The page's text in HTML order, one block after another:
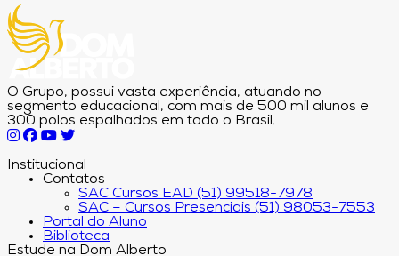
O Grupo, possui vasta experiência, atuando no
segmento educacional, com mais de 500 mil alunos e
300 polos espalhados em todo o Brasil.
Institucional
Contatos
SAC Cursos EAD (51) 99518-7978
SAC – Cursos Presenciais (51) 98053-7553
Portal do Aluno
Biblioteca
Estude na Dom Alberto